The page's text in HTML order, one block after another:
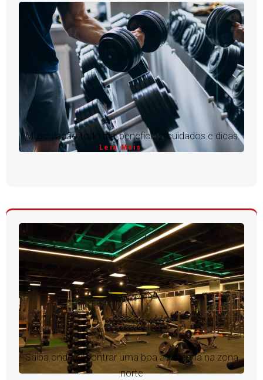
Musculação todo dia: benefícios, cuidados e dicas
Leia Mais
Saiba onde encontrar uma boa academia na zona
norte